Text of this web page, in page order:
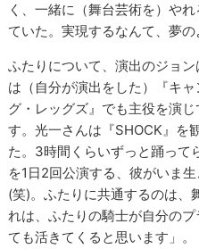
く、一緒に（舞台芸術を）や
ていた。実現するなんて、夢の
ふたりについて、演出のジョ
は（自分が演出をした）『キ
グ・レッグズ』でも主役を演
す。光一さんは『SHOCK』を
た。3時間くらいずっと踊って
を1日2回公演する、彼がいま
(笑)。ふたりに共通するのは、
れは、ふたりの騎士が自分の
ても活きてくると思います」。